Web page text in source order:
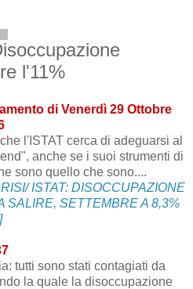
l'11%
di Venerdì 29 Ottobre
l'ISTAT cerca di adeguarsi al
anche se i suoi strumenti di
sono quello che sono....
ISTAT: DISOCCUPAZIONE
SALIRE, SETTEMBRE A 8,3%
tutti sono stati contagiati da
la quale la disoccupazione